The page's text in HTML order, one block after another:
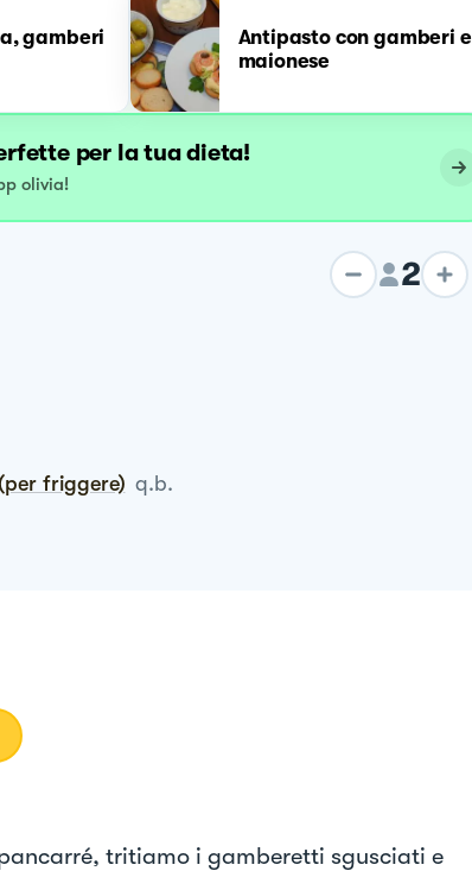
gamberi
Antipasto con gamberi e
maionese
per la tua dieta!
olivia!
2
friggere) q.b.
tritiamo i gamberetti sgusciati e